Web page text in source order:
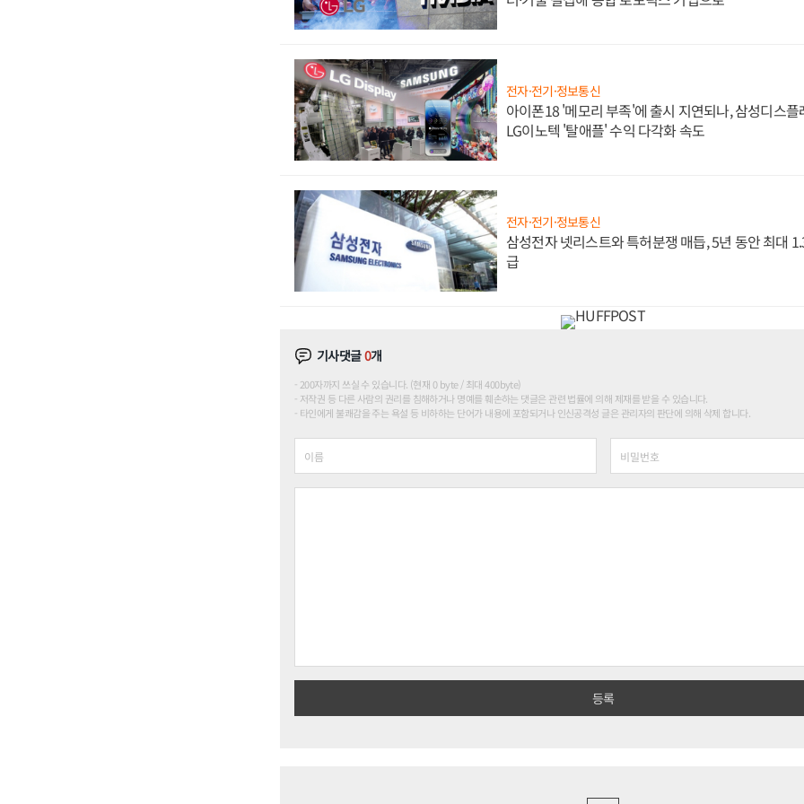
전자·전기·정보통신
아이폰18 '메모리 부족'에 출시 지연되나, 삼성디스플
LG이노텍 '탈애플' 수익 다각화 속도
전자·전기·정보통신
삼성전자 넷리스트와 특허분쟁 매듭, 5년 동안 최대
급
기사댓글0개
200자까지 쓰실 수 있습니다. (현재 0 byte / 최대 400byte)
저작권 등 다른 사람의 권리를 침해하거나 명예를 훼손하는 댓글은 관련 법률에 의해 제재를 받을 수 있습니다.
타인에게 불쾌감을 주는 욕설 등 비하하는 단어가 내용에 포함되거나 인신공격성 글은 관리자의 판단에 의해 삭제 합니다.